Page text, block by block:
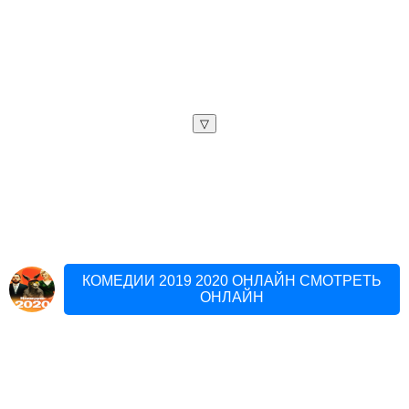
▽
КОМЕДИИ 2019 2020 ОНЛАЙН СМОТРЕТЬ
ОНЛАЙН